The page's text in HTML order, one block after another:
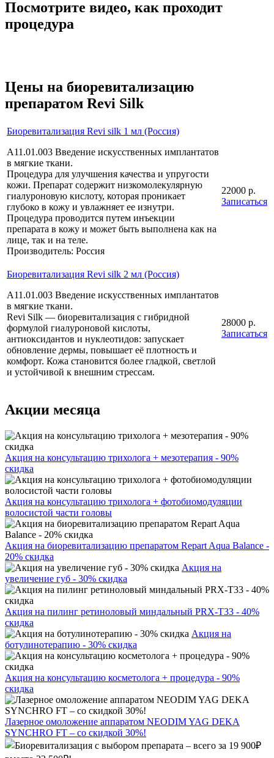
Посмотрите видео, как проходит
процедура
Цены на биоревитализацию
препаратом Revi Silk
Биоревитализация Revi silk 1 мл (Россия)
A11.01.003 Введение искусственных имплантатов
в мягкие ткани.
Процедура для улучшения качества и упругости
кожи. Препарат содержит низкомолекулярную
гиалуроновую кислоту, которая проникает
глубоко в кожу и увлажняет ее изнутри.
Процедура проводится путем инъекции
препарата в кожу и может быть выполнена как на
лице, так и на теле.
Производитель: Россия
22000 р.
Записаться
Биоревитализация Revi silk 2 мл (Россия)
A11.01.003 Введение искусственных имплантатов
в мягкие ткани.
Revi Silk — биоревитализация с гибридной
формулой гиалуроновой кислоты,
антиоксидантов и нуклеотидов: запускает
обновление дермы, повышает её плотность и
комфорт. Кожа становится более гладкой, светлой
и устойчивой к внешним стрессам.
28000 р.
Записаться
Акции месяца
Акция на консультацию трихолога + мезотерапия - 90%
скидка
Акция на консультацию трихолога + фотобиомодуляции
волосистой части головы
Акция на биоревитализацию препаратом Repart Aqua Balance -
20% скидка
Акция на
увеличение губ - 30% скидка
Акция на пилинг ретиноловый миндальный PRX-T33 - 40%
скидка
Акция на
ботулинотерапию - 30% скидка
Акция на консультацию косметолога + процедура - 90%
скидка
Лазерное омоложение аппаратом NEODIM YAG DEKA
SYNCHRO FT – со скидкой 30%!